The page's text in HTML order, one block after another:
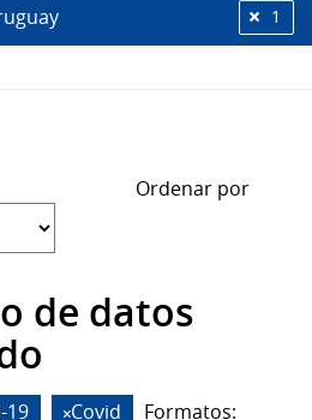
1
Ordenar por
de datos
19 Covid
Formatos: